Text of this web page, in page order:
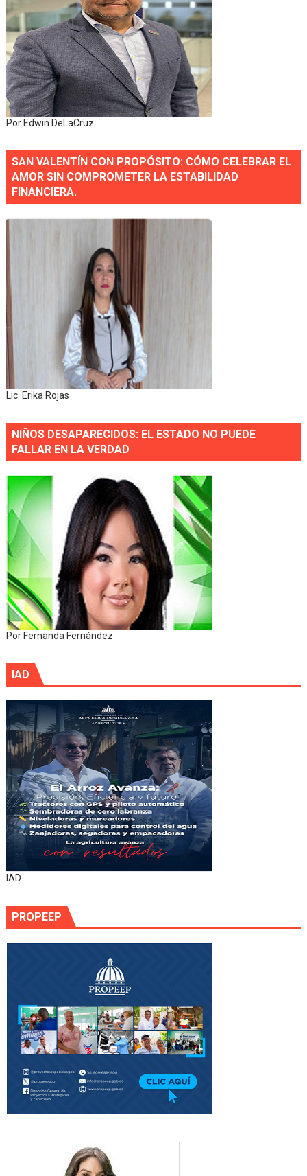
Por Edwin DeLaCruz
SAN VALENTÍN CON PROPÓSITO: CÓMO CELEBRAR EL
AMOR SIN COMPROMETER LA ESTABILIDAD
FINANCIERA.
Lic. Erika Rojas
NIÑOS DESAPARECIDOS: EL ESTADO NO PUEDE
FALLAR EN LA VERDAD
Por Fernanda Fernández
IAD
IAD
PROPEEP